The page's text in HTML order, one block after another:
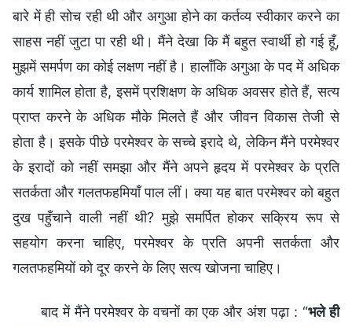
बारे में ही सोच रही थी और अगुआ होने का कर्तव्य स्वीकार करने का
साहस नहीं जुटा पा रही थी। मैंने देखा कि मैं बहुत स्वार्थी हो गई हूँ,
मुझमें समर्पण का कोई लक्षण नहीं है। हालाँकि अगुआ के पद में अधिक
कार्य शामिल होता है, इसमें प्रशिक्षण के अधिक अवसर होते हैं, सत्य
प्राप्त करने के अधिक मौके मिलते हैं और जीवन विकास तेजी से
होता है। इसके पीछे परमेश्वर के सच्चे इरादे थे, लेकिन मैंने परमेश्वर
के इरादों को नहीं समझा और मैंने अपने हृदय में परमेश्वर के प्रति
सतर्कता और गलतफहमियाँ पाल लीं। क्या यह बात परमेश्‍वर को बहुत
दुख पहुँचाने वाली नहीं थी? मुझे समर्पित होकर सक्रिय रूप से
सहयोग करना चाहिए, परमेश्वर के प्रति अपनी सतर्कता और
गलतफहमियों को दूर करने के लिए सत्य खोजना चाहिए।
बाद में मैंने परमेश्वर के वचनों का एक और अंश पढ़ा : “भले ही